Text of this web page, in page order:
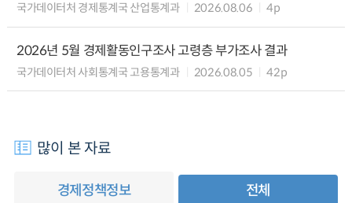
국가데이터처 경제통계국 산업통계과 2026.08.06 4p
2026년 5월 경제활동인구조사 고령층 부가조사 결과
국가데이터처 사회통계국 고용통계과 2026.08.05 42p
많이 본 자료
경제정책정보 전체